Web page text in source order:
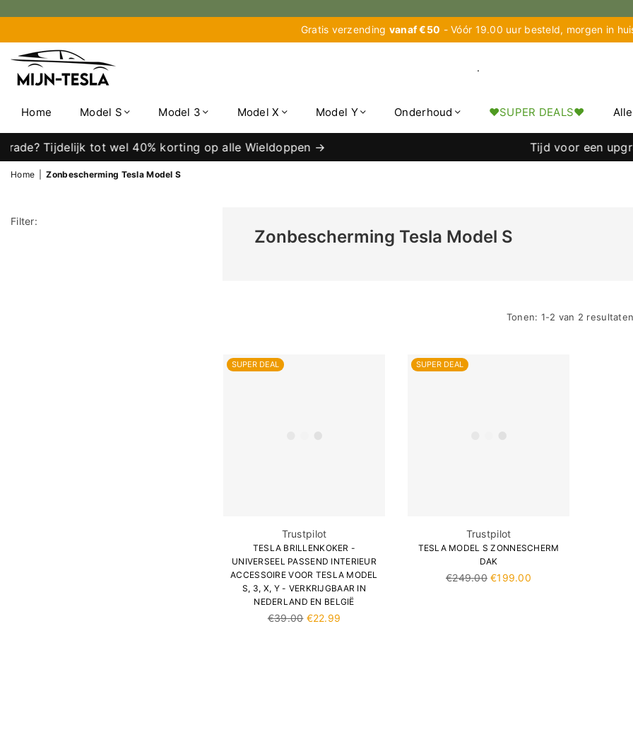
Ã
Gratis verzending vanaf €50 - Vóór 19.00 uur besteld, morgen in
TESLA
.
Home Model S Model 3 Model X Model Y Onderhoud ♥︎SUPER DEALS♥︎
Tijdelijk tot wel 40% korting op alle Wieldoppen → Tijd voor een
Home Zonbescherming Tesla Model S
Zonbescherming Tesla Model S
Tonen: 1-2 van 2
SUPER DEAL
Trustpilot
TESLA BRILLENKOKER -
UNIVERSEEL PASSEND INTERIEUR
ACCESSOIRE VOOR TESLA MODEL
S, 3, X, Y - VERKRIJGBAAR IN
NEDERLAND EN BELGIË
Normale
€39.00 €22.99
SUPER DEAL
Trustpilot
TESLA MODEL S ZONNESCHERM
DAK
Normale
€249.00 €199.00
Filter: